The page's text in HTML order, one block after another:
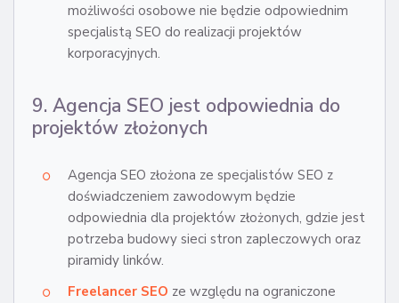
możliwości osobowe nie będzie odpowiednim
specjalistą SEO do realizacji projektów
korporacyjnych.
9. Agencja SEO jest odpowiednia do
projektów złożonych
Agencja SEO złożona ze specjalistów SEO z
doświadczeniem zawodowym będzie
odpowiednia dla projektów złożonych, gdzie jest
potrzeba budowy sieci stron zapleczowych oraz
piramidy linków.
Freelancer SEO ze względu na ograniczone